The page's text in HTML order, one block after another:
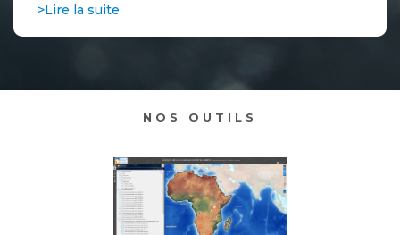
>Lire la suite
NOS OUTILS